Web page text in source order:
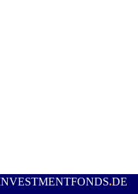
.DE